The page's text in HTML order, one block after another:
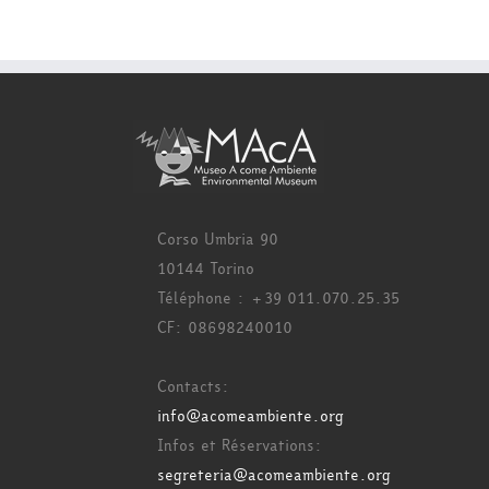
Corso Umbria 90
10144 Torino
Téléphone : +39 011.070.25.35
CF: 08698240010
Contacts:
info@acomeambiente.org
Infos et Réservations:
segreteria@acomeambiente.org